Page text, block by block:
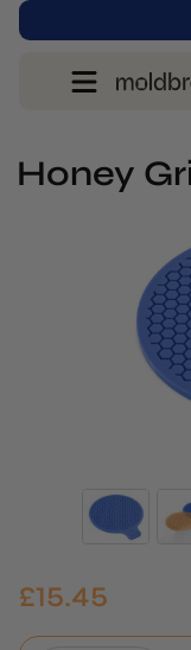
Honey
£15.45